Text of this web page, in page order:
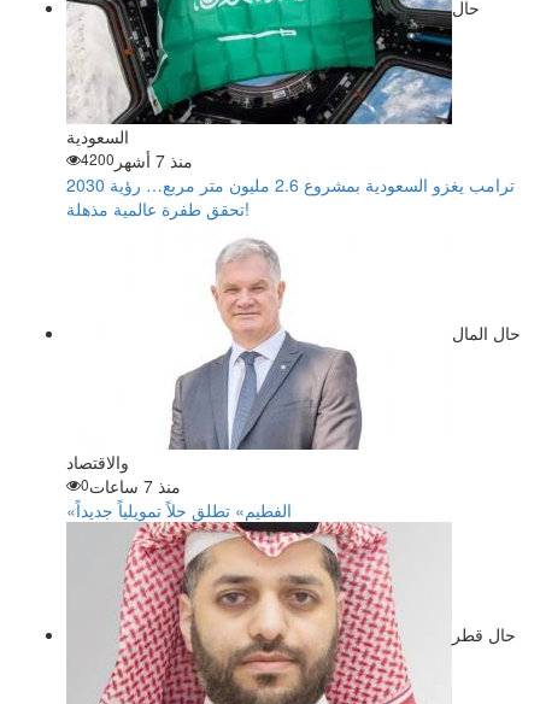
حال
السعودية
منذ 7 أشهر
4200
ترامب يغزو السعودية بمشروع 2.6 مليون متر مربع… رؤية 2030
تحقق طفرة عالمية مذهلة!
حال المال
والاقتصاد
منذ 7 ساعات
0
«الفطيم» تطلق حلاً تمويلياً جديداً
حال قطر